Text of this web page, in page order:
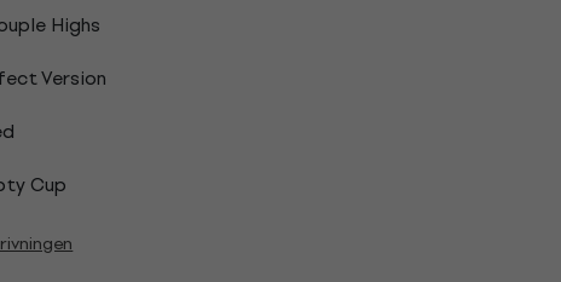
Highs
Version
Cup